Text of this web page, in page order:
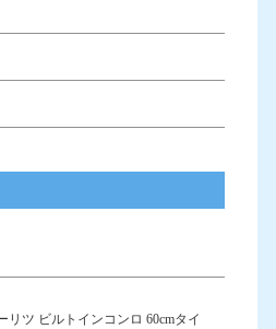
ツ ビルトインコンロ 60cmタイ